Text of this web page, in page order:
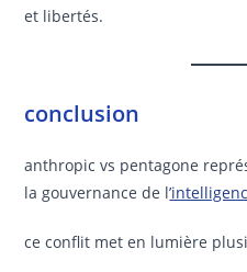
et libertés.
conclusion
anthropic vs pentagone
la gouvernance de l
ce conflit met en lumière